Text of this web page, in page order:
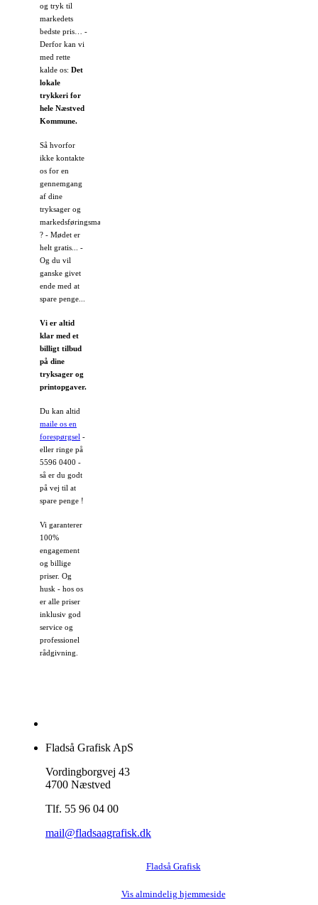
og tryk til
markedets
bedste pris… -
Derfor kan vi
med rette
kalde os: Det
lokale
trykkeri for
hele Næstved
Kommune.
Så hvorfor
ikke kontakte
os for en
gennemgang
af dine
tryksager og
markedsføringsmateriale
? - Mødet er
helt gratis... -
Og du vil
ganske givet
ende med at
spare penge...
Vi er altid
klar med et
billigt tilbud
på dine
tryksager og
printopgaver.
Du kan altid
maile os en
forespørgsel -
eller ringe på
5596 0400 -
så er du godt
på vej til at
spare penge !
Vi garanterer
100%
engagement
og billige
priser. Og
husk - hos os
er alle priser
inklusiv god
service og
professionel
rådgivning.
Fladså Grafisk ApS
Vordingborgvej 43
4700 Næstved
Tlf. 55 96 04 00
mail@fladsaagrafisk.dk
Fladså Grafisk
Vis almindelig hjemmeside